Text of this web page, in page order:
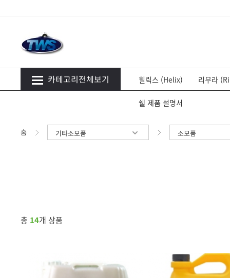
카테고리전체보기 힐릭스 (Helix) 리무라
쉘 제품 설명서
홈 기타소모품 소모품
총 14개 상품